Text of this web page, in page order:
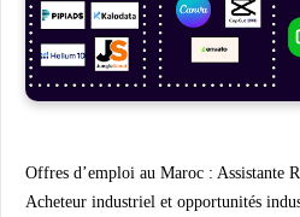
Offres d’emploi au Maroc : Assistante
Acheteur industriel et opportunités